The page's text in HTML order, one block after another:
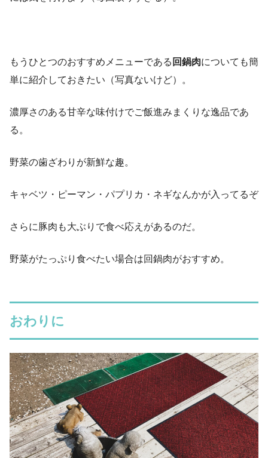
もうひとつのおすすめメニューである 回鍋肉についても簡
単に紹介しておきたい（写真ないけど）。
濃厚さのある甘辛な味付けでご飯進みまくりな逸品であ
る。
野菜の歯ざわりが新鮮な趣。
キャベツ・ピーマン・パプリカ・ネギなんかが入ってるぞ
さらに豚肉も大ぶりで食べ応えがあるのだ。
野菜がたっぷり食べたい場合は回鍋肉がおすすめ。
おわりに